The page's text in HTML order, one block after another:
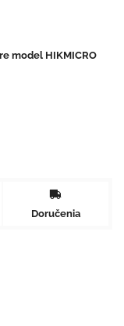
model HIKMICRO
Doručenia